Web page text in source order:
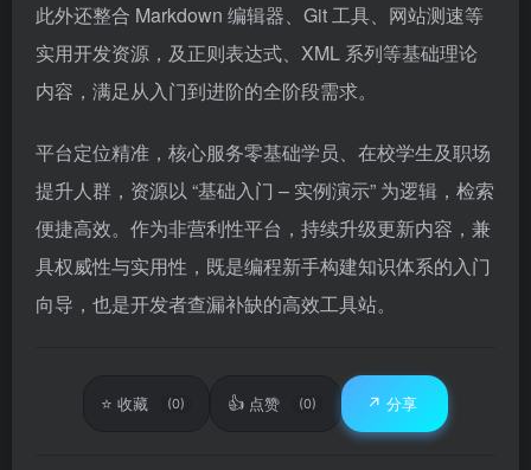
此外还整合 Markdown 编辑器、Git 工具、网站测速等
实用开发资源，及正则表达式、XML 系列等基础理论
内容，满足从入门到进阶的全阶段需求。
平台定位精准，核心服务零基础学员、在校学生及职场
提升人群，资源以 “基础入门 – 实例演示” 为逻辑，检索
便捷高效。作为非营利性平台，持续升级更新内容，兼
具权威性与实用性，既是编程新手构建知识体系的入门
向导，也是开发者查漏补缺的高效工具站。
⭐ 收藏 (0) 👍 点赞 (0) ↗️ 分享